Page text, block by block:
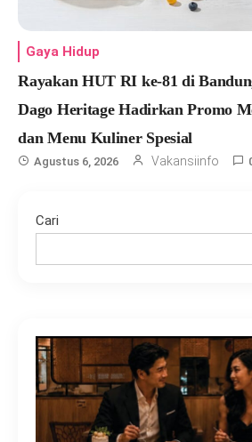
Gaya Hidup
Rayakan HUT RI ke-81 di
Dago Heritage Hadirkan Promo
dan Menu Kuliner Spesial
Agustus 6, 2026 Vakansiinfo
Cari